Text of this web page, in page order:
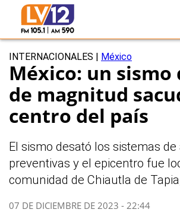
INTERNACIONALES México
México: un sismo
de magnitud
centro del país
El sismo desató los sistemas de
preventivas y el epicentro fue
comunidad de Chiautla de
07 DE DICIEMBRE DE 2023 - 22:44